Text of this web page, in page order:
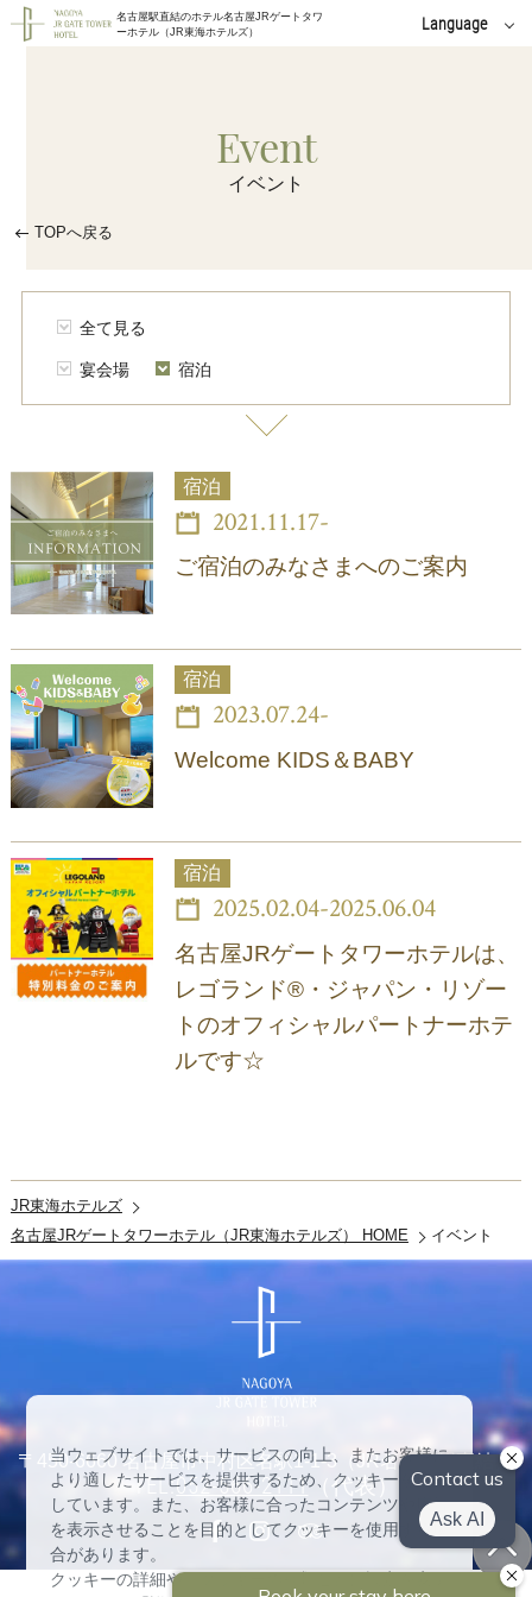
名古屋駅直結のホテル名古屋JRゲートタワ
ーホテル（JR東海ホテルズ）
Language
Event
イベント
TOPへ戻る
全て見る
宴会場 宿泊
宿泊
2021.11.17-
ご宿泊のみなさまへのご案内
宿泊
2023.07.24-
Welcome KIDS＆BABY
宿泊
2025.02.04-2025.06.04
名古屋JRゲートタワーホテルは、
レゴランド®・ジャパン・リゾー
トのオフィシャルパートナーホテ
ルです☆
JR東海ホテルズ
名古屋JRゲートタワーホテル（JR東海ホテルズ） HOME
イベント
〒450-6660 名古屋市中村区名駅1-1-3（JR名古屋駅直結）
TEL:052-566-2111（代表）
当ウェブサイトでは、サービスの向上、またお客様に
より適したサービスを提供するため、クッキーを使用
しています。また、お客様に合ったコンテンツや広告
を表示させることを目的としてクッキーを使用する場
合があります。
クッキーの詳細や、クッキーの種類ごとに設定を変更